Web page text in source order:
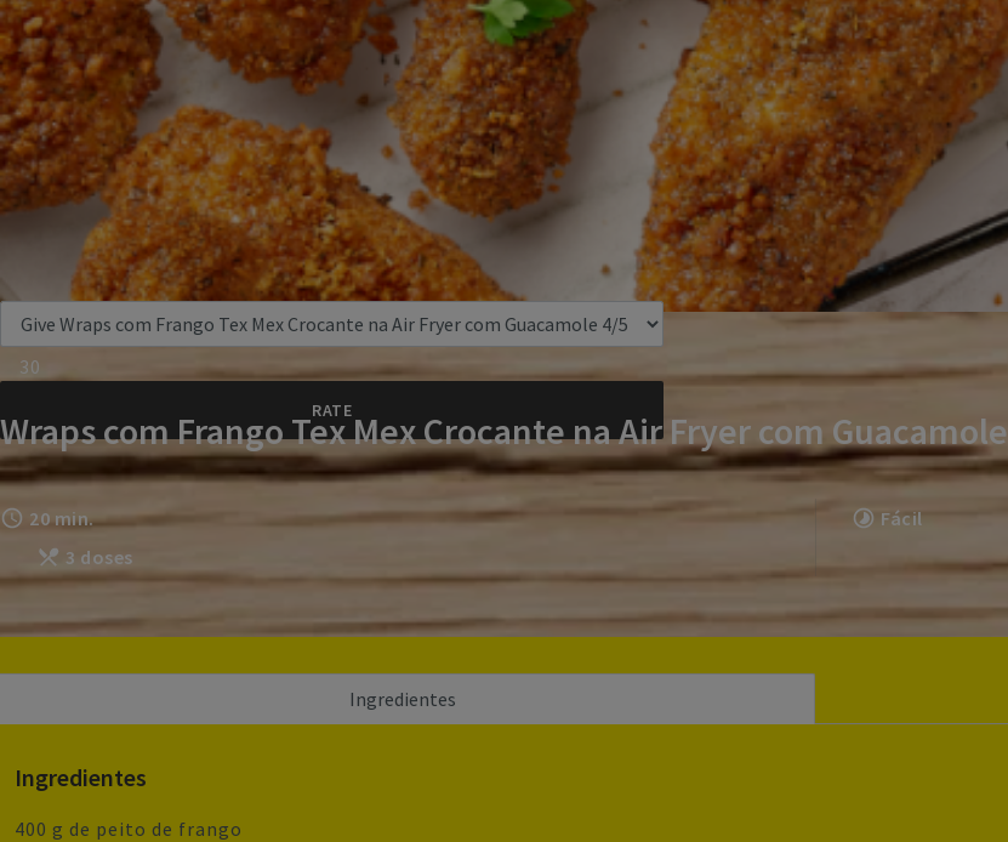
30
Wraps com Frango Tex Mex Crocante na Air Fryer com Guacamole
20 min.
Fácil
3 doses
Ingredientes
Ingredientes
400 g de peito de frango